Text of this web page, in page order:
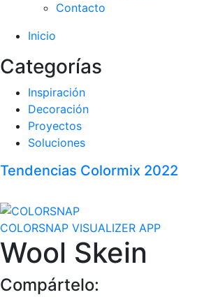
Contacto
Inicio
Categorías
Inspiración
Decoración
Proyectos
Soluciones
Tendencias Colormix 2022
COLORSNAP VISUALIZER APP
Wool Skein
Compártelo: